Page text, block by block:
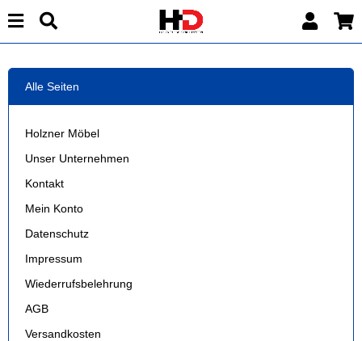
Alle Seiten
Holzner Möbel
Unser Unternehmen
Kontakt
Mein Konto
Datenschutz
Impressum
Wiederrufsbelehrung
AGB
Versandkosten